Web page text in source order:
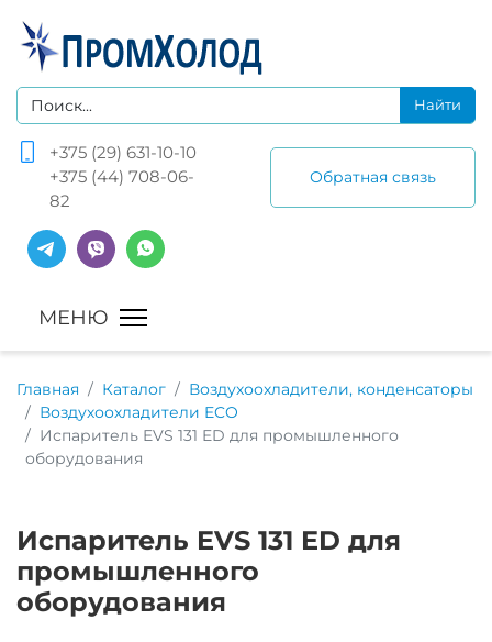
+375 (29) 631-10-10
+375 (44) 708-06-
82
Обратная связь
Главная Каталог
Воздухоохладители, конденсаторы
Воздухоохладители ECO
Испаритель EVS 131 ED для промышленного
оборудования
Испаритель EVS 131 ED для
промышленного
оборудования